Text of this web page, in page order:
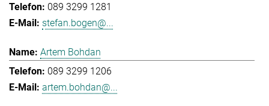
089 3299 1281
stefan.bogen@...
Artem Bohdan
089 3299 1206
artem.bohdan@...